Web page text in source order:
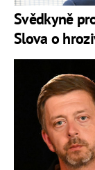
Svědkyně
Slova o